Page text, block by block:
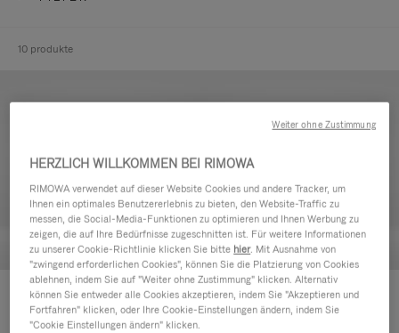
10 produkte
Never Still - Leder Kulturbeutel
€590,00
Never Still - Leder Rucksack
Large
HERZLICH WILLKOMMEN BEI RIMOWA
RIMOWA verwendet auf dieser Website Cookies und andere Tracker, um
Ihnen ein optimales Benutzererlebnis zu bieten, den Website-Traffic zu
messen, die Social-Media-Funktionen zu optimieren und Ihnen Werbung zu
zeigen, die auf Ihre Bedürfnisse zugeschnitten ist. Für weitere Informationen
zu unserer Cookie-Richtlinie klicken Sie bitte hier. Mit Ausnahme von
"zwingend erforderlichen Cookies", können Sie die Platzierung von Cookies
ablehnen, indem Sie auf "Weiter ohne Zustimmung" klicken. Alternativ
können Sie entweder alle Cookies akzeptieren, indem Sie "Akzeptieren und
Fortfahren" klicken, oder Ihre Cookie-Einstellungen ändern, indem Sie
"Cookie Einstellungen ändern" klicken.
Weiter ohne Zustimmung